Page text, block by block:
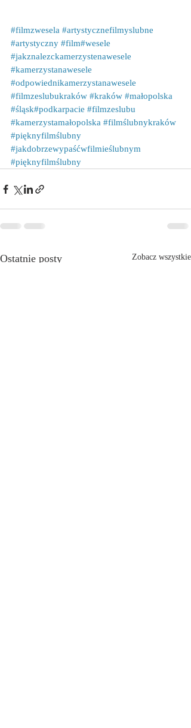
#filmzwesela #artystycznefilmyslubne
#artystyczny #film#wesele
#jakznalezckamerzystenawesele
#kamerzystanawesele
#odpowiednikamerzystanawesele
#filmzeslubukraków #kraków #małopolska
#śląsk#podkarpacie #filmzeslubu
#kamerzystamałopolska #filmślubnykraków
#pięknyfilmślubny
#jakdobrzewypaśćwfilmieślubnym
#pięknyfilmślubny
Ostatnie posty Zobacz wszystkie